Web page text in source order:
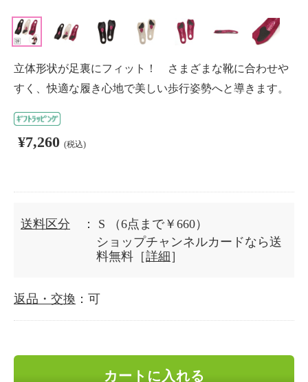
立体形状が足裏にフィット！ さまざまな靴に合わせや
すく、快適な履き心地で美しい歩行姿勢へと導きます。
¥7,260 (税込)
送料区分 ： S
（6点まで￥660）
ショップチャンネルカードなら送
料無料［詳細 ］
返品・交換 ：可
カートに入れる